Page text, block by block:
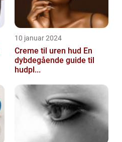
10 januar 2024
Creme til uren hud En
dybdegående guide til
hudpl...